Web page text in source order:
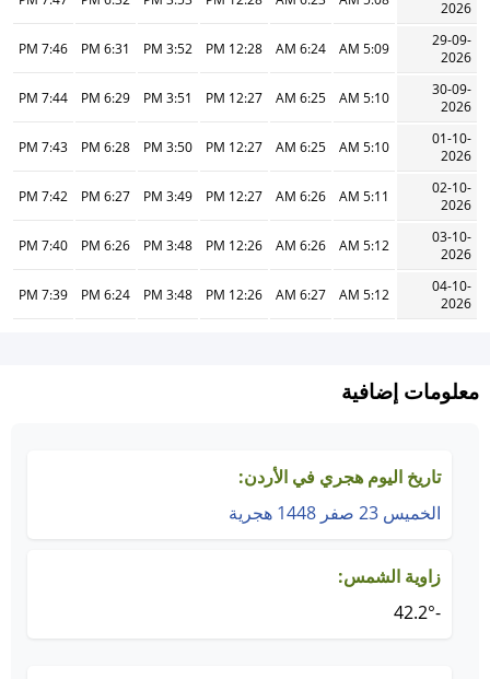
2026
29-09-
2026
5:09 AM
6:24 AM
12:28 PM
3:52 PM
6:31 PM
7:46 PM
30-09-
2026
5:10 AM
6:25 AM
12:27 PM
3:51 PM
6:29 PM
7:44 PM
01-10-
2026
5:10 AM
6:25 AM
12:27 PM
3:50 PM
6:28 PM
7:43 PM
02-10-
2026
5:11 AM
6:26 AM
12:27 PM
3:49 PM
6:27 PM
7:42 PM
03-10-
2026
5:12 AM
6:26 AM
12:26 PM
3:48 PM
6:26 PM
7:40 PM
04-10-
2026
5:12 AM
6:27 AM
12:26 PM
3:48 PM
6:24 PM
7:39 PM
معلومات إضافية
تاريخ اليوم هجري في الأردن:
الخميس 23 صفر 1448 هجرية
زاوية الشمس:
-42.2°